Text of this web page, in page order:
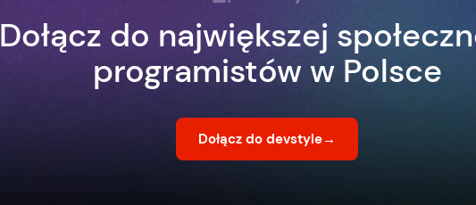
Dołącz do największej
programistów w Polsce
Dołącz do devstyle→